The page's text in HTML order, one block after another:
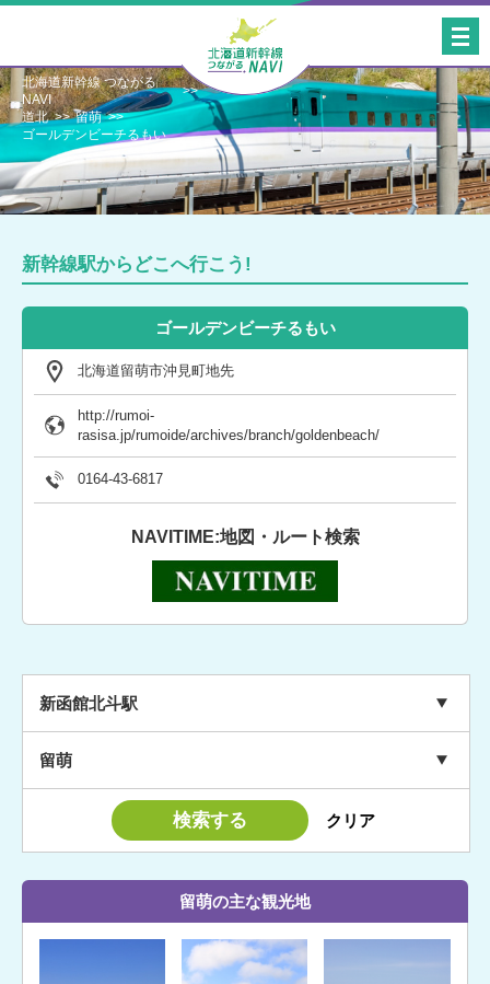
北海道新幹線 つながる
NAVI
道北
留萌
ゴールデンビーチるもい
新幹線駅からどこへ行こう!
ゴールデンビーチるもい
北海道留萌市沖見町地先
http://rumoi-
rasisa.jp/rumoide/archives/branch/goldenbeach/
0164-43-6817
NAVITIME:地図・ルート検索
新函館北斗駅
留萌
留萌の主な観光地